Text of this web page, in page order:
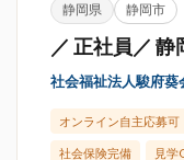
静岡県 静岡市
／ 正社員／
社会福祉法人駿府葵
オンライン自主応募可
社会保険完備 見学